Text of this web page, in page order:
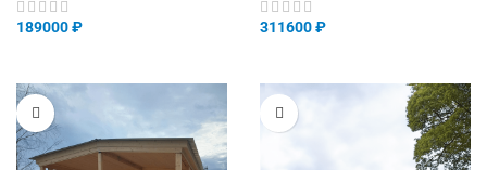
189000₽ 311600₽